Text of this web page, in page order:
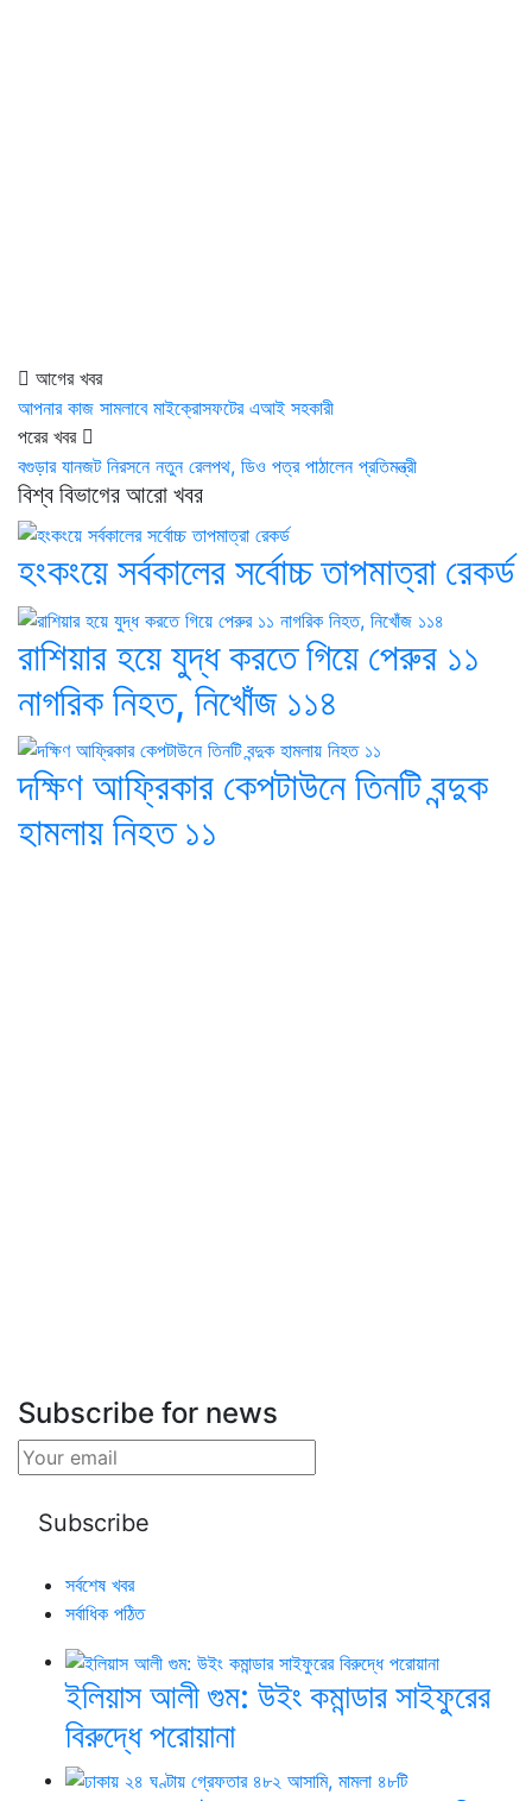
আগের খবর
আপনার কাজ সামলাবে মাইক্রোসফটের এআই সহকারী
পরের খবর
বগুড়ার যানজট নিরসনে নতুন রেলপথ, ডিও পত্র পাঠালেন প্রতিমন্ত্রী
বিশ্ব বিভাগের আরো খবর
হংকংয়ে সর্বকালের সর্বোচ্চ তাপমাত্রা রেকর্ড
রাশিয়ার হয়ে যুদ্ধ করতে গিয়ে পেরুর ১১
নাগরিক নিহত, নিখোঁজ ১১৪
দক্ষিণ আফ্রিকার কেপটাউনে তিনটি বন্দুক
হামলায় নিহত ১১
Subscribe for news
সর্বশেষ খবর
সর্বাধিক পঠিত
ইলিয়াস আলী গুম: উইং কমান্ডার সাইফুরের
বিরুদ্ধে পরোয়ানা